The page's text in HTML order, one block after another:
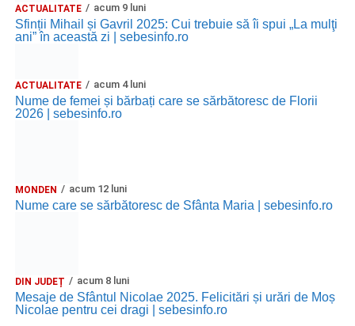
ACTUALITATE acum 9 luni
Sfinții Mihail și Gavril 2025: Cui trebuie să îi spui „La mulţi
ani” în această zi | sebesinfo.ro
ACTUALITATE acum 4 luni
Nume de femei și bărbați care se sărbătoresc de Florii
2026 | sebesinfo.ro
MONDEN acum 12 luni
Nume care se sărbătoresc de Sfânta Maria | sebesinfo.ro
DIN JUDEȚ acum 8 luni
Mesaje de Sfântul Nicolae 2025. Felicitări și urări de Moș
Nicolae pentru cei dragi | sebesinfo.ro